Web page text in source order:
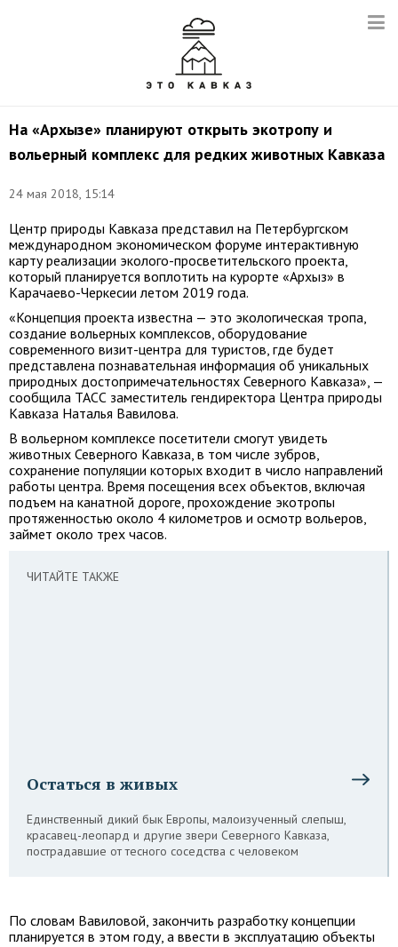
На «Архызе» планируют открыть экотропу и
вольерный комплекс для редких животных Кавказа
24 мая 2018, 15:14
Центр природы Кавказа представил на Петербургском
международном экономическом форуме интерактивную
карту реализации эколого-просветительского проекта,
который планируется воплотить на курорте «Архыз» в
Карачаево-Черкесии летом 2019 года.
«Концепция проекта известна — это экологическая тропа,
создание вольерных комплексов, оборудование
современного визит-центра для туристов, где будет
представлена познавательная информация об уникальных
природных достопримечательностях Северного Кавказа», —
сообщила ТАСС заместитель гендиректора Центра природы
Кавказа Наталья Вавилова.
В вольерном комплексе посетители смогут увидеть
животных Северного Кавказа, в том числе зубров,
сохранение популяции которых входит в число направлений
работы центра. Время посещения всех объектов, включая
подъем на канатной дороге, прохождение экотропы
протяженностью около 4 километров и осмотр вольеров,
займет около трех часов.
ЧИТАЙТЕ ТАКЖЕ
Остаться в живых
Единственный дикий бык Европы, малоизученный слепыш,
красавец-леопард и другие звери Северного Кавказа,
пострадавшие от тесного соседства с человеком
По словам Вавиловой, закончить разработку концепции
планируется в этом году, а ввести в эксплуатацию объекты